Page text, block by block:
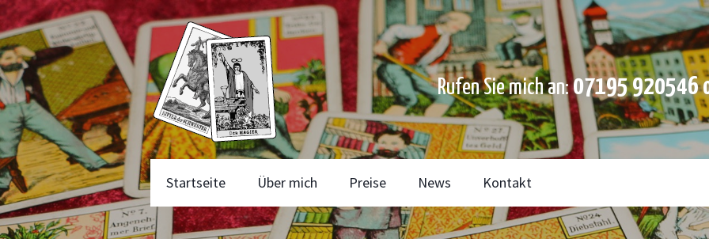
Rufen Sie mich an:07195 920546
Startseite Über mich Preise News Kontakt